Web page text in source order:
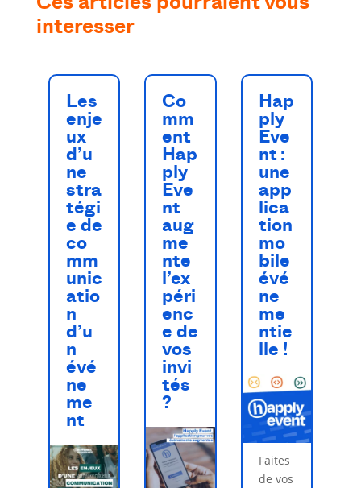
interesser
Les
enje
ux
d’u
ne
stra
tégi
e de
co
mm
unic
atio
n
d’u
n
évé
ne
me
nt
Co
mm
ent
Hap
ply
Eve
nt
aug
me
nte
l’ex
péri
enc
e de
vos
invi
tés
?
Hap
ply
Eve
nt :
une
app
lica
tion
mo
bile
évé
ne
me
ntie
lle !
Faites
de vos